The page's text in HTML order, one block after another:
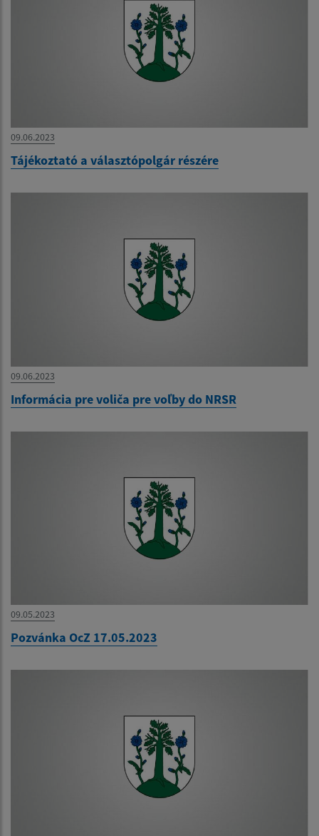
09.06.2023
Tájékoztató a választópolgár részére
09.06.2023
Informácia pre voliča pre voľby do NRSR
09.05.2023
Pozvánka OcZ 17.05.2023